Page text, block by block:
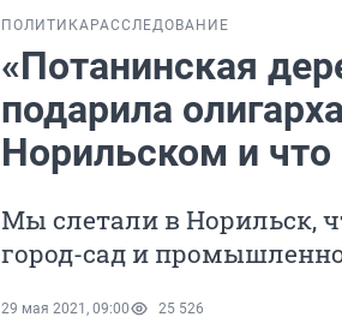
ПОЛИТИКА РАССЛЕДОВАНИЕ
«Потанинская
подарила
Норильском и
Мы слетали в Норильск,
город-сад и
29 мая 2021, 09:00 25 526